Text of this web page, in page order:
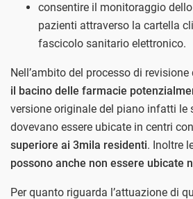
consentire il monitoraggio
pazienti attraverso la cartella
fascicolo sanitario elettronico.
Nell’ambito del processo di revisione
il bacino delle farmacie
versione originale del piano infatti le
dovevano essere ubicate in centri
superiore ai 3mila residenti. Inoltre
possono anche non essere ubicate
Per quanto riguarda l’attuazione di